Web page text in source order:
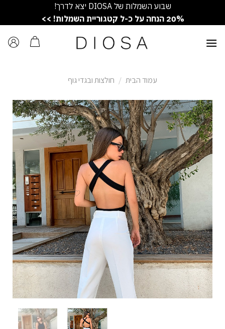
שבוע השמלות של DIOSA יצא לדרך!
20% הנחה על כ-ל קטגוריית השמלות! >>
עמוד הבית / חולצות ובגדי גוף